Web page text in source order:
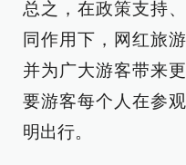
总之，在政策支持
同作用下，网红旅
并为广大游客带来
要游客每个人在参
明出行。